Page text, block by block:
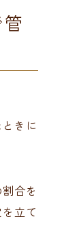
きに
合を
立て